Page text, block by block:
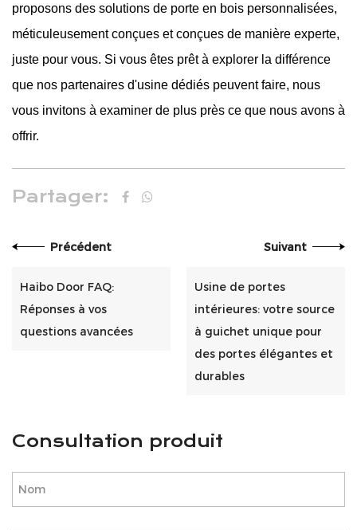
proposons des solutions de porte en bois personnalisées,
méticuleusement conçues et conçues de manière experte,
juste pour vous. Si vous êtes prêt à explorer la différence
que nos partenaires d'usine dédiés peuvent faire, nous
vous invitons à examiner de plus près ce que nous avons à
offrir.
Partager:
Précédent
Haibo Door FAQ:
Réponses à vos
questions avancées
Suivant
Usine de portes
intérieures: votre source
à guichet unique pour
des portes élégantes et
durables
Consultation produit